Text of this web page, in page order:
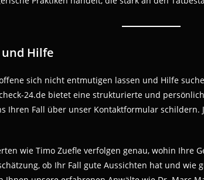
Hilfe
sich nicht entmutigen lassen und Hilfe
24.de bietet eine strukturierte und
Ihren Fall über unser Kontaktformular
wie Timo Zuefle verfolgen genau, wohin Ihre
ob Ihr Fall gute Aussichten hat und wie